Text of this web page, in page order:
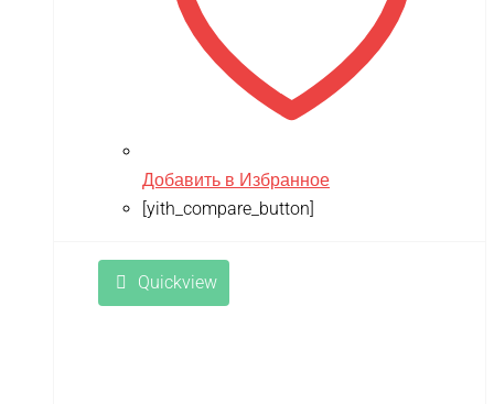
Добавить в Избранное
[yith_compare_button]
Quickview